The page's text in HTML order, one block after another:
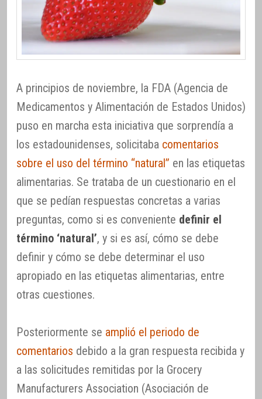
A principios de noviembre, la FDA (Agencia de
Medicamentos y Alimentación de Estados Unidos)
puso en marcha esta iniciativa que sorprendía a
los estadounidenses, solicitaba comentarios
sobre el uso del término “natural” en las etiquetas
alimentarias. Se trataba de un cuestionario en el
que se pedían respuestas concretas a varias
preguntas, como si es conveniente definir el
término ‘natural’, y si es así, cómo se debe
definir y cómo se debe determinar el uso
apropiado en las etiquetas alimentarias, entre
otras cuestiones.
Posteriormente se amplió el periodo de
comentarios debido a la gran respuesta recibida y
a las solicitudes remitidas por la Grocery
Manufacturers Association (Asociación de